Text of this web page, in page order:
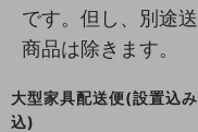
です。但し、別途
商品は除きます。
大型家具配送便(設置込
込)